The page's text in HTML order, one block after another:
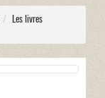
Les livres